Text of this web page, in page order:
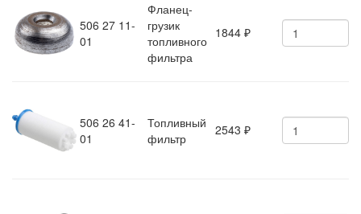
506 27 11-
01
Фланец-
грузик
топливного
фильтра
1844 ₽
506 26 41-
01
Топливный
фильтр
2543 ₽